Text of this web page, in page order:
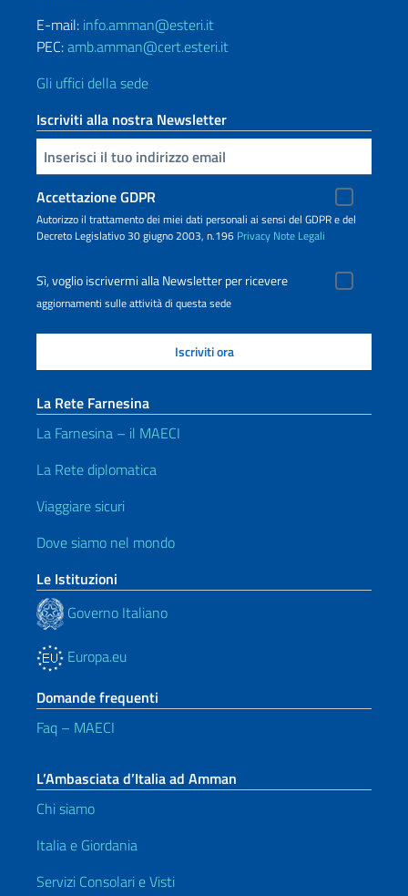
E-mail: info.amman@esteri.it
PEC:amb.amman@cert.esteri.it
Gli uffici della sede
Iscriviti alla nostra Newsletter
Inserisci la tua email
Accettazione GDPR
Autorizzo il trattamento dei miei dati personali ai sensi del GDPR e del
Decreto Legislativo 30 giugno 2003, n.196 Privacy Note Legali
Sì, voglio iscrivermi alla Newsletter per ricevere
aggiornamenti sulle attività di questa sede
La Rete Farnesina
La Farnesina – il MAECI
La Rete diplomatica
Viaggiare sicuri
Dove siamo nel mondo
Le Istituzioni
Governo Italiano
Europa.eu
Domande frequenti
Faq – MAECI
L’Ambasciata d’Italia ad Amman
Chi siamo
Italia e Giordania
Servizi Consolari e Visti